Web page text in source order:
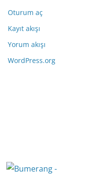
Oturum aç
Kayıt akışı
Yorum akışı
WordPress.org